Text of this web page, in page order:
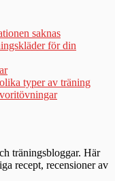
saknas
för din
typer av träning
träningsbloggar. Här
recept, recensioner av